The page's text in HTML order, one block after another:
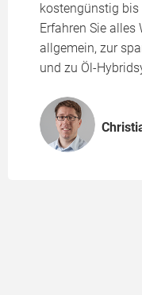
kostengünstig
Erfahren Sie alles
allgemein, zur
und zu Öl-